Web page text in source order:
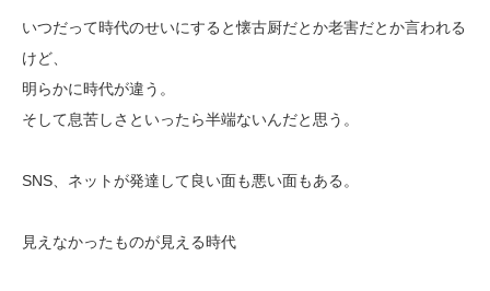
いつだって時代のせいにすると懐古厨だとか老害だとか言われる
けど、
明らかに時代が違う。
そして息苦しさといったら半端ないんだと思う。
SNS、ネットが発達して良い面も悪い面もある。
見えなかったものが見える時代